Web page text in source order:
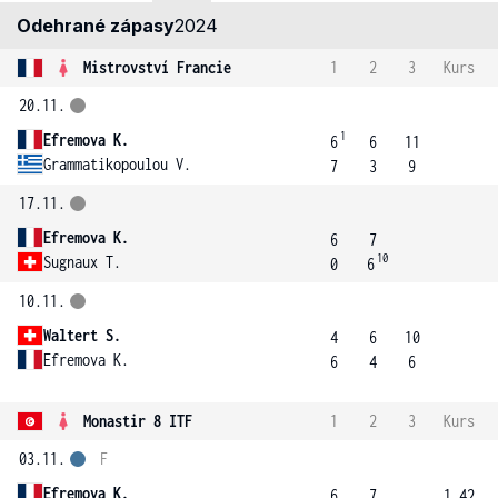
Odehrané zápasy2024
Mistrovství Francie 1 2 3
Kurs
20.11.
Efremova K.
Grammatikopoulou V.
6 1
7
6
3
11
9
17.11.
Efremova K.
Sugnaux T.
6
0
7
6 10
10.11.
Waltert S.
Efremova K.
4
6
6
4
10
6
Monastir 8 ITF 1 2 3
Kurs
03.11.
Efremova K.
F